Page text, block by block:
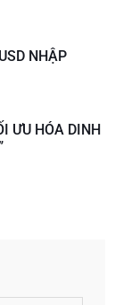
NHẬP
ƯU HÓA DINH